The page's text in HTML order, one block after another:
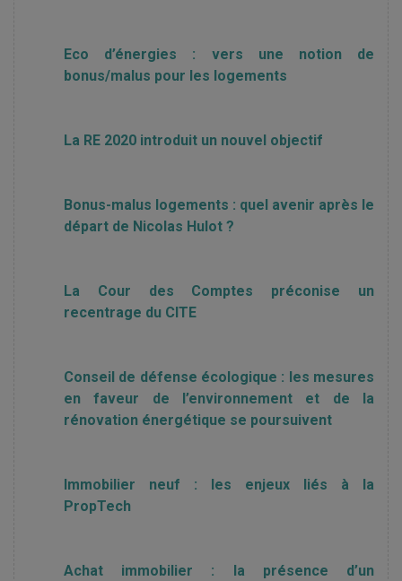
Eco d’énergies : vers une notion de
bonus/malus pour les logements
La RE 2020 introduit un nouvel objectif
Bonus-malus logements : quel avenir après le
départ de Nicolas Hulot ?
La Cour des Comptes préconise un
recentrage du CITE
Conseil de défense écologique : les mesures
en faveur de l’environnement et de la
rénovation énergétique se poursuivent
Immobilier neuf : les enjeux liés à la
PropTech
Achat immobilier : la présence d’un